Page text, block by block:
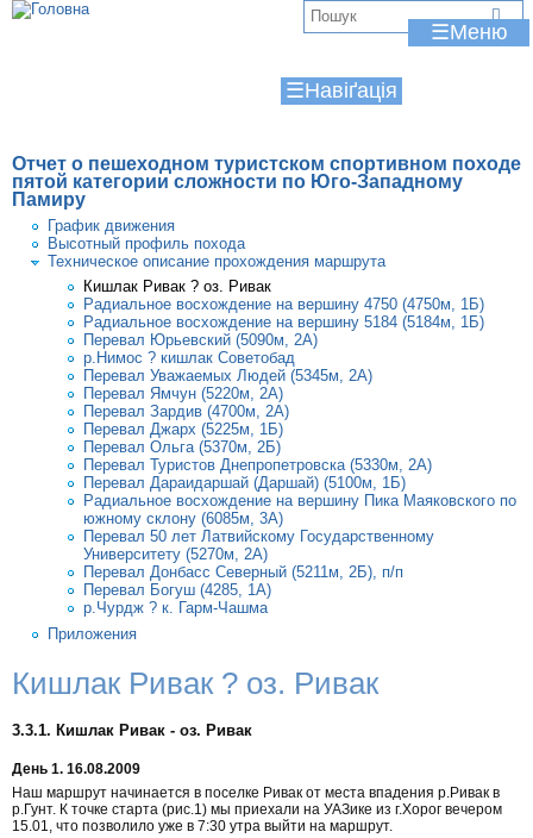
Jump to navigation
☰
Отчет о пешеходном туристском спортивном походе
пятой категории сложности по Юго-Западному
Памиру
График движения
Высотный профиль похода
Техническое описание прохождения маршрута
Кишлак Ривак ? оз. Ривак
Радиальное восхождение на вершину 4750 (4750м, 1Б)
Радиальное восхождение на вершину 5184 (5184м, 1Б)
Перевал Юрьевский (5090м, 2А)
р.Нимос ? кишлак Советобад
Перевал Уважаемых Людей (5345м, 2А)
Перевал Ямчун (5220м, 2А)
Перевал Зардив (4700м, 2А)
Перевал Джарх (5225м, 1Б)
Перевал Ольга (5370м, 2Б)
Перевал Туристов Днепропетровска (5330м, 2А)
Перевал Дараидаршай (Даршай) (5100м, 1Б)
Радиальное восхождение на вершину Пика Маяковского по
южному склону (6085м, 3А)
Перевал 50 лет Латвийскому Государственному
Университету (5270м, 2А)
Перевал Донбасс Северный (5211м, 2Б), п/п
Перевал Богуш (4285, 1А)
р.Чурдж ? к. Гарм-Чашма
Приложения
☰
Кишлак Ривак ? оз. Ривак
3.3.1. Кишлак Ривак - оз. Ривак
День 1. 16.08.2009
Наш маршрут начинается в поселке Ривак от места впадения р.Ривак в
р.Гунт. К точке старта (рис.1) мы приехали на УАЗике из г.Хорог вечером
15.01, что позволило уже в 7:30 утра выйти на маршрут.